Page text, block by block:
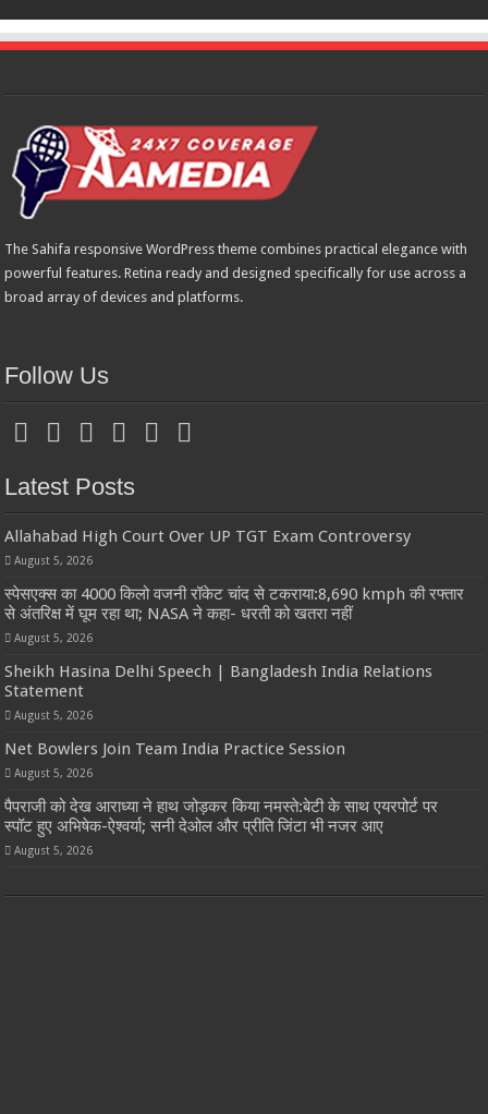
The Sahifa responsive WordPress theme combines practical elegance with
powerful features. Retina ready and designed specifically for use across a
broad array of devices and platforms.
Follow Us
Latest Posts
Allahabad High Court Over UP TGT Exam Controversy
August 5, 2026
स्पेसएक्स का 4000 किलो वजनी रॉकेट चांद से टकराया:8,690 kmph की रफ्तार
से अंतरिक्ष में घूम रहा था; NASA ने कहा- धरती को खतरा नहीं
August 5, 2026
Sheikh Hasina Delhi Speech | Bangladesh India Relations
Statement
August 5, 2026
Net Bowlers Join Team India Practice Session
August 5, 2026
पैपराजी को देख आराध्या ने हाथ जोड़कर किया नमस्ते:बेटी के साथ एयरपोर्ट पर
स्पॉट हुए अभिषेक-ऐश्वर्या; सनी देओल और प्रीति जिंटा भी नजर आए
August 5, 2026